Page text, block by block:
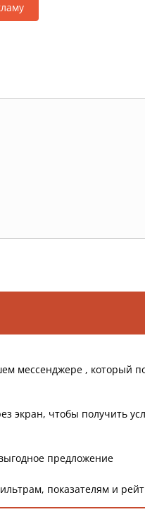
мессенджере , который
экран, чтобы получить
предложение
показателям и